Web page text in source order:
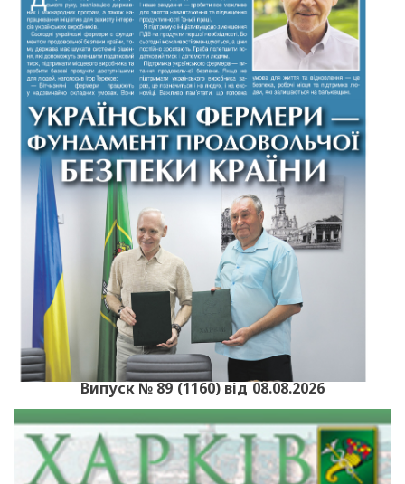
Випуск № 89 (1160) від 08.08.2026